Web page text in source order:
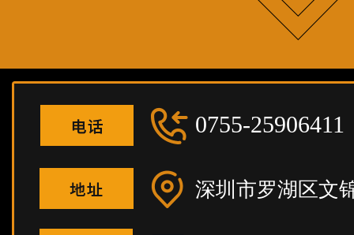
0755-25906411
深圳市罗湖区文